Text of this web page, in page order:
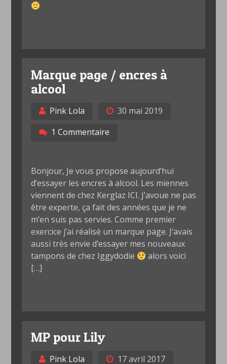
Marque page / encres à
alcool
Pink Lola
30 mai 2019
1 Commentaire
Bonjour, Je vous propose aujourd’hui
d’essayer les encres à alcool. Les miennes
viennent de chez Kerglaz ICI. J’avoue ne pas
être experte, ça fait des années que je ne
m’en suis pas servies. Comme premier
exercice j’ai réalisé un marque page. J’avais
aussi très envie d’essayer mes nouveaux
tampons de chez Iggydodie
alors voici
[…]
MP pour Lily
Pink Lola 17 avril 2017